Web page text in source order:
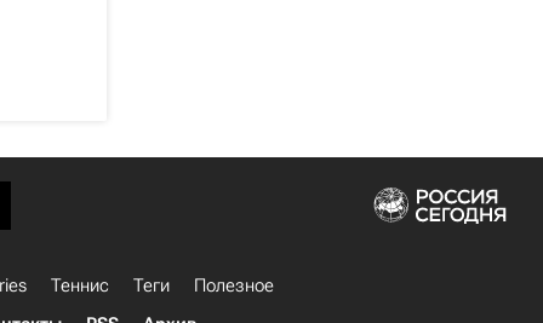
Теннис Теги
Полезное